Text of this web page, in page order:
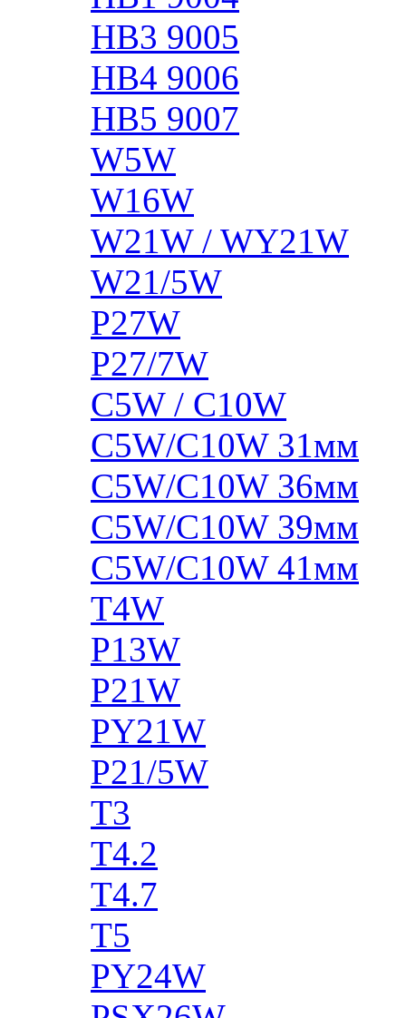
HB3 9005
HB4 9006
HB5 9007
W5W
W16W
W21W / WY21W
W21/5W
P27W
P27/7W
C5W / C10W
C5W/C10W 31мм
C5W/C10W 36мм
C5W/C10W 39мм
C5W/C10W 41мм
T4W
P13W
P21W
PY21W
P21/5W
T3
T4.2
T4.7
T5
PY24W